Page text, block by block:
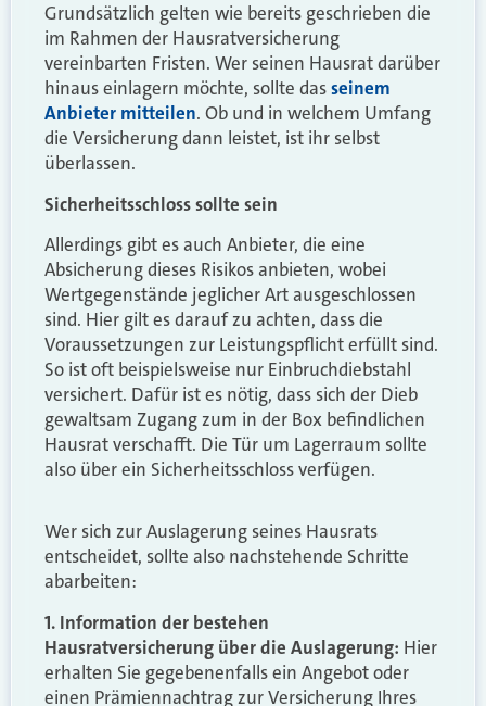
Grundsätzlich gelten wie bereits geschrieben die
im Rahmen der Hausratversicherung
vereinbarten Fristen. Wer seinen Hausrat darüber
hinaus einlagern möchte, sollte dasseinem
Anbieter mitteilen. Ob und in welchem Umfang
die Versicherung dann leistet, ist ihr selbst
überlassen.
Sicherheitsschloss sollte sein
Allerdings gibt es auch Anbieter, die eine
Absicherung dieses Risikos anbieten, wobei
Wertgegenstände jeglicher Art ausgeschlossen
sind. Hier gilt es darauf zu achten, dass die
Voraussetzungen zur Leistungspflicht erfüllt sind.
So ist oft beispielsweise nur Einbruchdiebstahl
versichert. Dafür ist es nötig, dass sich der Dieb
gewaltsam Zugang zum in der Box befindlichen
Hausrat verschafft. Die Tür um Lagerraum sollte
also über ein Sicherheitsschloss verfügen.
Wer sich zur Auslagerung seines Hausrats
entscheidet, sollte also nachstehende Schritte
abarbeiten:
1. Information der bestehen
Hausratversicherung über die Auslagerung: Hier
erhalten Sie gegebenenfalls ein Angebot oder
einen Prämiennachtrag zur Versicherung Ihres